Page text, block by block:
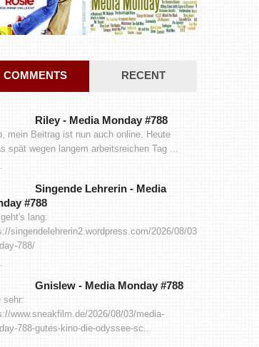
COMMENTS RECENT
Riley- Media Monday #788
mein Beitrag ist nun auch online. Heute
spät wegen langem arbeitsreichen Tag ...
Singende Lehrerin- Media
#788
lang:
singendelehrerin2.wordpress.com/2026/08/03/media-
788/
Gnislew- Media Monday #788
sehr:
www.sneakfilm.de/2026/08/03/media-
788-gutes-kino-die-odyssee-sc...